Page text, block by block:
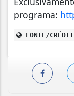
programa:
FONTE/